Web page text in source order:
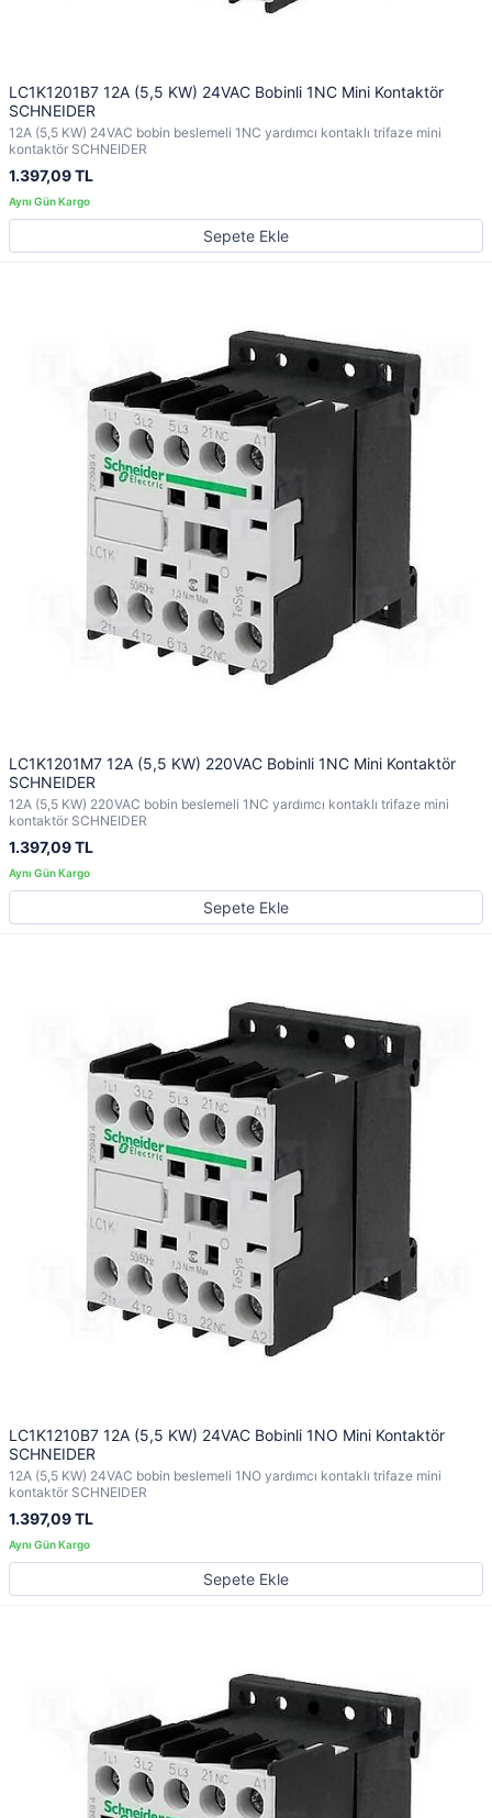
LC1K1201B7 12A (5,5 KW) 24VAC Bobinli 1NC Mini Kontaktör
SCHNEIDER
12A (5,5 KW) 24VAC bobin beslemeli 1NC yardımcı kontaklı trifaze mini
kontaktör SCHNEIDER
1.397,09 TL
Sepete Ekle
LC1K1201M7 12A (5,5 KW) 220VAC Bobinli 1NC Mini Kontaktör
SCHNEIDER
12A (5,5 KW) 220VAC bobin beslemeli 1NC yardımcı kontaklı trifaze mini
kontaktör SCHNEIDER
1.397,09 TL
Sepete Ekle
LC1K1210B7 12A (5,5 KW) 24VAC Bobinli 1NO Mini Kontaktör
SCHNEIDER
12A (5,5 KW) 24VAC bobin beslemeli 1NO yardımcı kontaklı trifaze mini
kontaktör SCHNEIDER
1.397,09 TL
Sepete Ekle